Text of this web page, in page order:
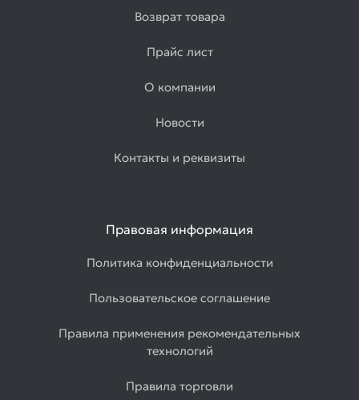
Возврат товара
Прайс лист
О компании
Новости
Контакты и реквизиты
Правовая информация
Политика конфиденциальности
Пользовательское соглашение
Правила применения рекомендательных
технологий
Правила торговли